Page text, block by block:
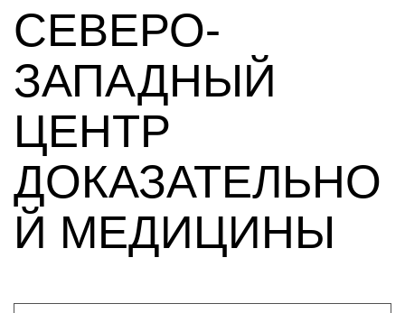
СЕВЕРО-
ЗАПАДНЫЙ
ЦЕНТР
ДОКАЗАТЕЛЬНО
Й МЕДИЦИНЫ